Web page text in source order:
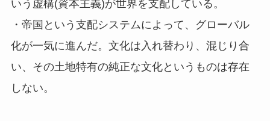
いう虚構(資本主義)が世界を支配している。
・帝国という支配システムによって、グローバル
化が一気に進んだ。文化は入れ替わり、混じり合
い、その土地特有の純正な文化というものは存在
しない。